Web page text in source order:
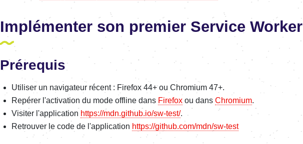
Implémenter son premier Service Worker
Prérequis
Utiliser un navigateur récent : Firefox 44+ ou Chromium 47+.
Repérer l'activation du mode offline dans Firefox ou dans Chromium.
Visiter l'application https://mdn.github.io/sw-test/.
Retrouver le code de l'application https://github.com/mdn/sw-test